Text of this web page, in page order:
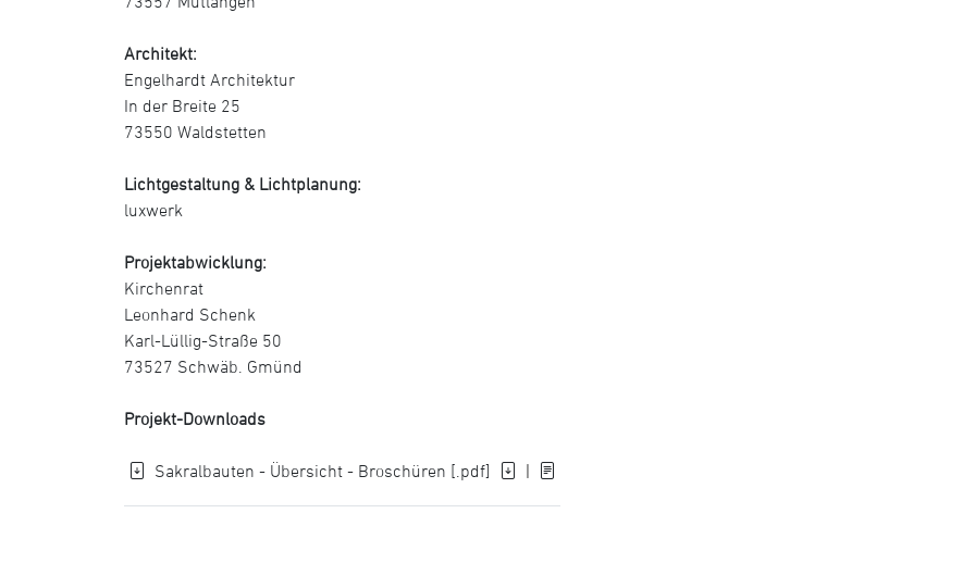
Architekt:
Engelhardt Architektur
In der Breite 25
73550 Waldstetten
Lichtgestaltung & Lichtplanung:
luxwerk
Projektabwicklung:
Kirchenrat
Leonhard Schenk
Karl-Lüllig-Straße 50
73527 Schwäb. Gmünd
Projekt-Downloads
Sakralbauten - Übersicht - Broschüren [.pdf] |